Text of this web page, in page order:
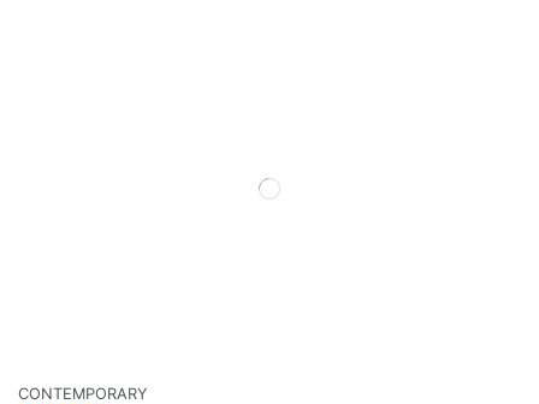
CONTEMPORARY